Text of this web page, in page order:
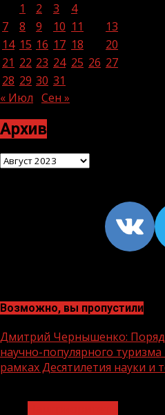
1
2 3 4
7
8 9 10 11
13
14 15 16 17 18
20
21 22 23 24 25 26 27
28 29 30 31
« Июл Сен »
Архив
Архив
VK
Возможно, вы пропустили
Дмитрий Чернышенко:
научно-популярного
рамках Десятилетия науки и